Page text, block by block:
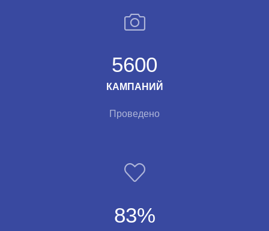
5600
КАМПАНИЙ
Проведено
83%